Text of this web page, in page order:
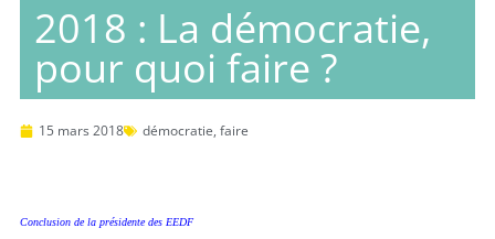
2018 : La démocratie,
pour quoi faire ?
15 mars 2018 démocratie, faire
Conclusion de la présidente des EEDF